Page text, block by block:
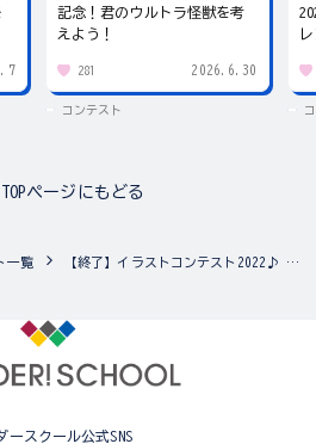
記念！君のウルトラ怪獣を考
えよう！
281 2026.6.30
コンテスト
TOPページにもどる
一覧 【終了】イラストコンテスト2022♪ テーマは「冬」！
ースクール公式SNS